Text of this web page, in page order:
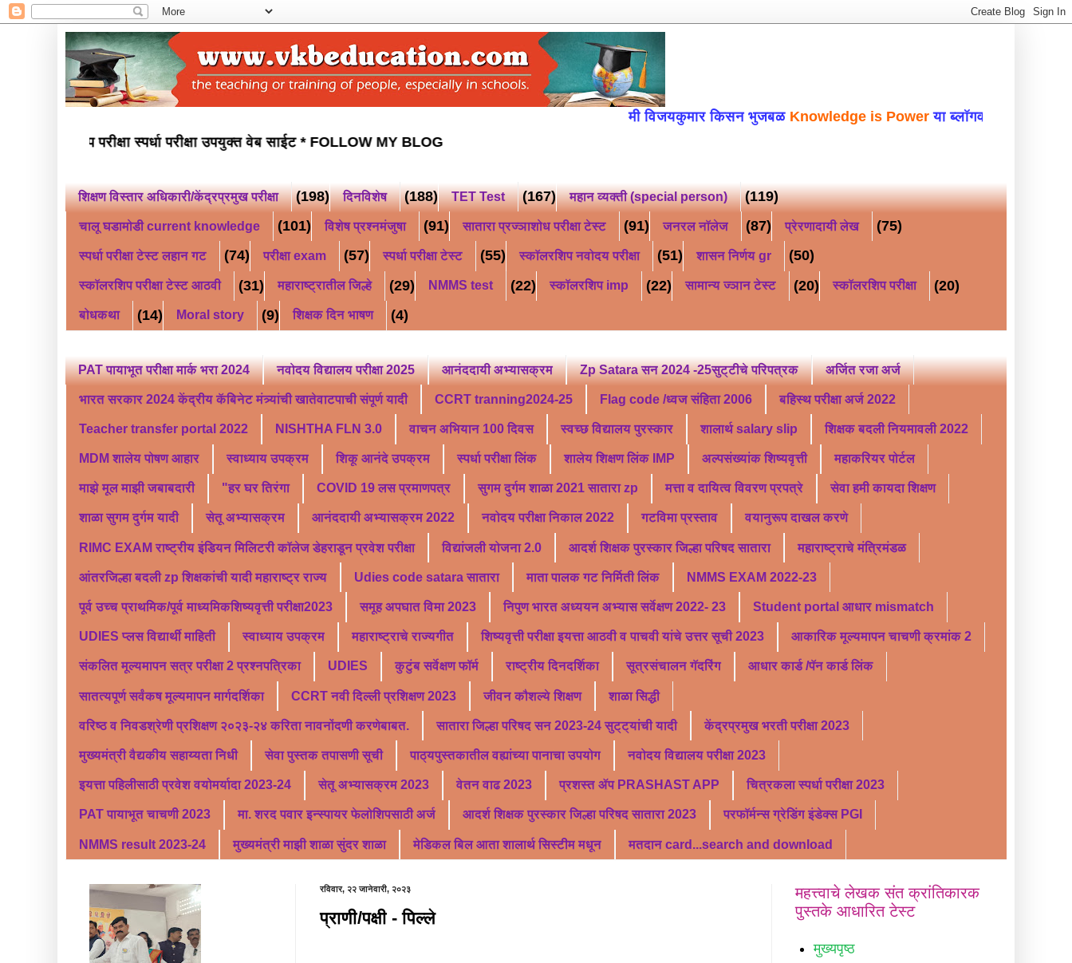
मी विजयकुमार किसन भुजबळKnowledge is Power या ब्लॉगवर सहर्ष स्वागत करत
नवोदय परीक्षा स्कॉलरशिप परीक्षा स्पर्धा परीक्षा उपयुक्त वेब साईट * FOLLOW MY BLOG
शिक्षण विस्तार अधिकारी/केंद्रप्रमुख परीक्षा (198) दिनविशेष (188) TET Test (167) महान व्यक्ती (special person) (119)
चालू घडामोडी current knowledge (101) विशेष प्रश्नमंजुषा (91) सातारा प्रज्ञाशोध परीक्षा टेस्ट (91) जनरल नॉलेज (87) प्रेरणादायी लेख (75)
स्पर्धा परीक्षा टेस्ट लहान गट (74) परीक्षा exam (57) स्पर्धा परीक्षा टेस्ट (55) स्कॉलरशिप नवोदय परीक्षा (51) शासन निर्णय gr (50)
स्कॉलरशिप परीक्षा टेस्ट आठवी (31) महाराष्ट्रातील जिल्हे (29) NMMS test (22) स्कॉलरशिप imp (22) सामान्य ज्ञान टेस्ट (20) स्कॉलरशिप परीक्षा (20)
बोधकथा (14) Moral story (9) शिक्षक दिन भाषण (4)
PAT पायाभूत परीक्षा मार्क भरा 2024 नवोदय विद्यालय परीक्षा 2025 आनंददायी अभ्यासक्रम Zp Satara सन 2024 -25सुट्टीचे परिपत्रक अर्जित रजा अर्ज
भारत सरकार 2024 केंद्रीय कॅबिनेट मंत्र्यांची खातेवाटपाची संपूर्ण यादी CCRT tranning2024-25 Flag code /ध्वज संहिता 2006 बहिस्थ परीक्षा अर्ज 2022
Teacher transfer portal 2022 NISHTHA FLN 3.0 वाचन अभियान 100 दिवस स्वच्छ विद्यालय पुरस्कार शालार्थ salary slip शिक्षक बदली नियमावली 2022
MDM शालेय पोषण आहार स्वाध्याय उपक्रम शिकू आनंदे उपक्रम स्पर्धा परीक्षा लिंक शालेय शिक्षण लिंक IMP अल्पसंख्यांक शिष्यवृत्ती महाकरियर पोर्टल
माझे मूल माझी जबाबदारी "हर घर तिरंगा COVID 19 लस प्रमाणपत्र सुगम दुर्गम शाळा 2021 सातारा zp मत्ता व दायित्व विवरण प्रपत्रे सेवा हमी कायदा शिक्षण
शाळा सुगम दुर्गम यादी सेतू अभ्यासक्रम आनंददायी अभ्यासक्रम 2022 नवोदय परीक्षा निकाल 2022 गटविमा प्रस्ताव वयानुरूप दाखल करणे
RIMC EXAM राष्ट्रीय इंडियन मिलिटरी कॉलेज डेहराडून प्रवेश परीक्षा विद्यांजली योजना 2.0 आदर्श शिक्षक पुरस्कार जिल्हा परिषद सातारा महाराष्ट्राचे मंत्रिमंडळ
आंतरजिल्हा बदली zp शिक्षकांची यादी महाराष्ट्र राज्य Udies code satara सातारा माता पालक गट निर्मिती लिंक NMMS EXAM 2022-23
पूर्व उच्च प्राथमिक/पूर्व माध्यमिकशिष्यवृत्ती परीक्षा2023 समूह अपघात विमा 2023 निपुण भारत अध्ययन अभ्यास सर्वेक्षण 2022- 23 Student portal आधार mismatch
UDIES प्लस विद्यार्थी माहिती स्वाध्याय उपक्रम महाराष्ट्राचे राज्यगीत शिष्यवृत्ती परीक्षा इयत्ता आठवी व पाचवी यांचे उत्तर सूची 2023 आकारिक मूल्यमापन चाचणी क्रमांक 2
संकलित मूल्यमापन सत्र परीक्षा 2 प्रश्नपत्रिका UDIES कुटुंब सर्वेक्षण फॉर्म राष्ट्रीय दिनदर्शिका सूत्रसंचालन गॅदरिंग आधार कार्ड /पॅन कार्ड लिंक
सातत्यपूर्ण सर्वंकष मूल्यमापन मार्गदर्शिका CCRT नवी दिल्ली प्रशिक्षण 2023 जीवन कौशल्ये शिक्षण शाळा सिद्धी
वरिष्ठ व निवडश्रेणी प्रशिक्षण २०२३-२४ करिता नावनोंदणी करणेबाबत. सातारा जिल्हा परिषद सन 2023-24 सुट्ट्यांची यादी केंद्रप्रमुख भरती परीक्षा 2023
मुख्यमंत्री वैद्यकीय सहाय्यता निधी सेवा पुस्तक तपासणी सूची पाठ्यपुस्तकातील वह्यांच्या पानाचा उपयोग नवोदय विद्यालय परीक्षा 2023
इयत्ता पहिलीसाठी प्रवेश वयोमर्यादा 2023-24 सेतू अभ्यासक्रम 2023 वेतन वाढ 2023 प्रशस्त ॲप PRASHAST APP चित्रकला स्पर्धा परीक्षा 2023
PAT पायाभूत चाचणी 2023 मा. शरद पवार इन्स्पायर फेलोशिपसाठी अर्ज आदर्श शिक्षक पुरस्कार जिल्हा परिषद सातारा 2023 परफॉर्मन्स ग्रेडिंग इंडेक्स PGI
NMMS result 2023-24 मुख्यमंत्री माझी शाळा सुंदर शाळा मेडिकल बिल आता शालार्थ सिस्टीम मधून मतदान card...search and download
रविवार, २२ जानेवारी, २०२३
प्राणी/पक्षी - पिल्ले
महत्त्वाचे लेखक संत क्रांतिकारक
पुस्तके आधारित टेस्ट
मुख्यपृष्ठ